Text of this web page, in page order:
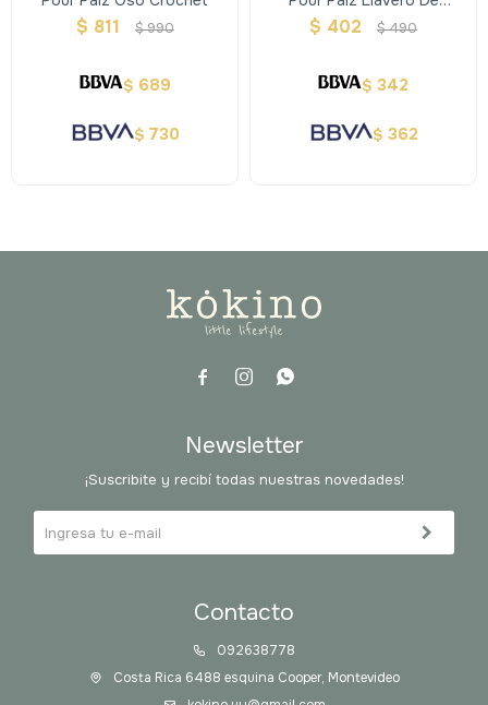
$ 811 $990
$ 689
$ 730
Conejito Surtidos
$ 402 $490
$ 342
$ 362
  
Contacto
092638778
Costa Rica 6488 esquina Cooper, Montevideo
Newsletter
¡Suscribite y recibí todas nuestras novedades!